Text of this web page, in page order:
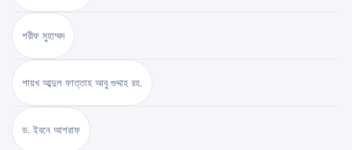
শরীফ মুহাম্মদ
শায়খ আব্দুল ফাত্তাহ আবু গুদ্দাহ রহ.
ড. ইবনে আশরাফ